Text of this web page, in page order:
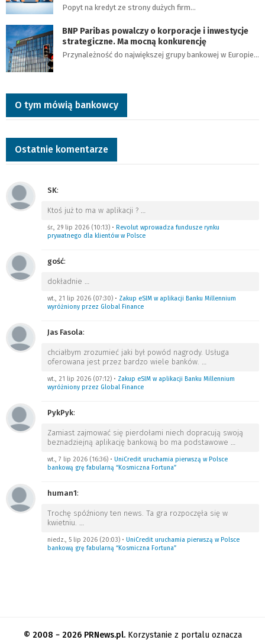
Popyt na kredyt ze strony dużych firm…
BNP Paribas powalczy o korporacje i inwestycje
strategiczne. Ma mocną konkurencję
Przynależność do największej grupy bankowej w Europie…
O tym mówią bankowcy
Ostatnie komentarze
SK:
Ktoś już to ma w aplikacji ? …
śr., 29 lip 2026 (10:13) • Revolut wprowadza fundusze rynku
prywatnego dla klientów w Polsce
gość:
dokładnie …
wt., 21 lip 2026 (07:30) • Zakup eSIM w aplikacji Banku Millennium
wyróżniony przez Global Finance
Jas Fasola:
chciałbym zrozumieć jaki był powód nagrody. Usługa
oferowana jest przez bardzo wiele banków. …
wt., 21 lip 2026 (07:12) • Zakup eSIM w aplikacji Banku Millennium
wyróżniony przez Global Finance
PykPyk:
Zamiast zajmować się pierdołami niech dopracują swoją
beznadziejną aplikację bankową bo ma podstawowe …
wt., 7 lip 2026 (16:36) • UniCredit uruchamia pierwszą w Polsce
bankową grę fabularną “Kosmiczna Fortuna”
human1:
Trochę spóźniony ten news. Ta gra rozpoczęła się w
kwietniu. …
niedz., 5 lip 2026 (20:03) • UniCredit uruchamia pierwszą w Polsce
bankową grę fabularną “Kosmiczna Fortuna”
© 2008 − 2026 PRNews.pl.Korzystanie z portalu oznacza